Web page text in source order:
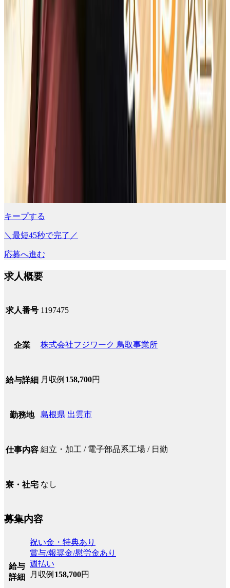
キープする
＼最短45秒で完了／
応募へ進む
求人概要
求人番号 1197475
企業 株式会社フジワーク 鳥取事業所
給与詳細 月収例 158,700円
勤務地 島根県 出雲市
仕事内容 組立・加工 / 電子部品系工場 / 日勤
寮・社宅 なし
募集内容
給与
詳細
祝い金・特典あり
賞与/報奨金/慰労金あり
週払い
月収例 158,700円